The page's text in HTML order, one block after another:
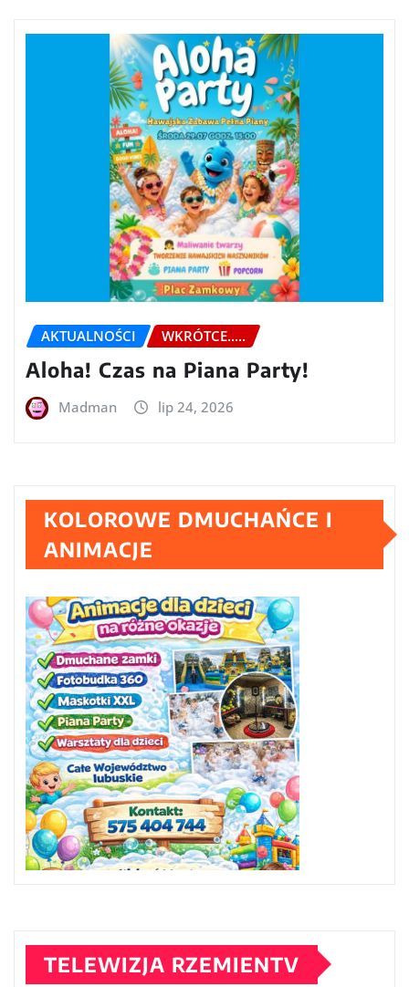
AKTUALNOŚCI WKRÓTCE.....
Aloha! Czas na Piana Party!
Madman lip 24, 2026
KOLOROWE DMUCHAŃCE I
ANIMACJE
TELEWIZJA RZEMIENTV